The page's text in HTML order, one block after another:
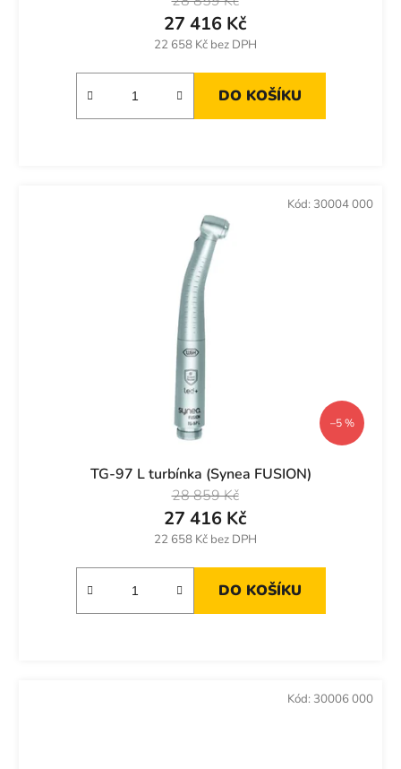
22 658 Kč bez DPH
27 416 Kč
DO KOŠÍKU
–5 %
TG-97 L turbínka (Synea FUSION)
22 658 Kč bez DPH
27 416 Kč
28 859 Kč
DO KOŠÍKU
Kód: 30004 000
Kód: 30006 000